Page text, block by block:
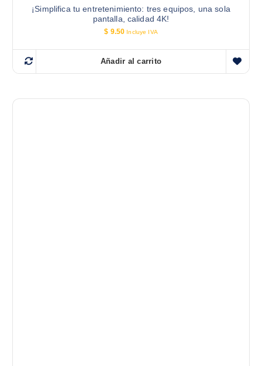
¡Simplifica tu entretenimiento: tres equipos, una sola
pantalla, calidad 4K!
$ 9.50 Incluye IVA
Añadir al carrito